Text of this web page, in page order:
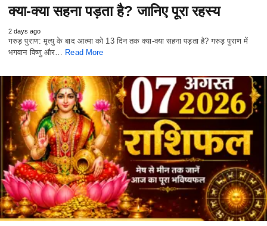
क्या-क्या सहना पड़ता है? जानिए पूरा रहस्य
2 days ago
गरुड़ पुराण: मृत्यु के बाद आत्मा को 13 दिन तक क्या-क्या सहना पड़ता है? गरुड़ पुराण में
भगवान विष्णु और… Read More